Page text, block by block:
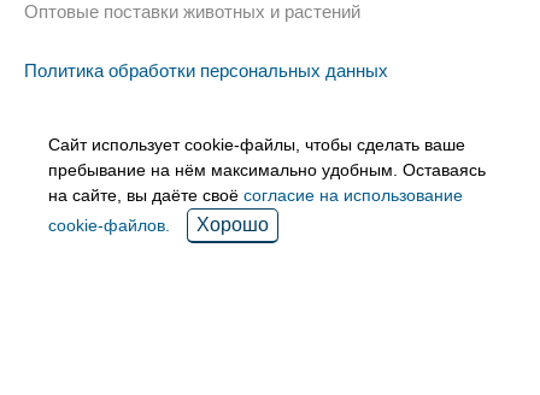
Оптовые поставки животных и растений
Политика обработки персональных данных
Сайт использует cookie-файлы, чтобы сделать ваше
пребывание на нём максимально удобным. Оставаясь
на сайте, вы даёте своё согласие на использование
cookie-файлов.
Хорошо